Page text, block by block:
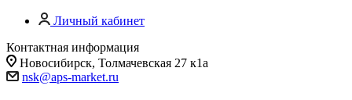
Личный кабинет
Контактная информация
Новосибирск, Толмачевская 27 к1а
nsk@aps-market.ru